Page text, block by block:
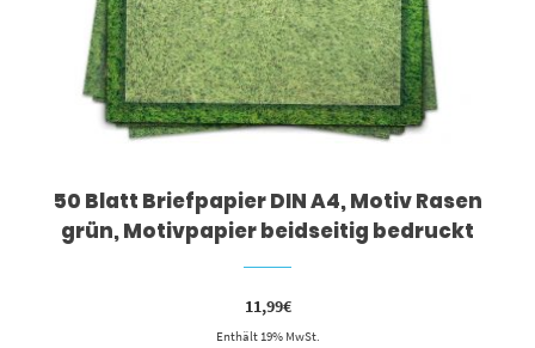
50 Blatt Briefpapier DIN A4, Motiv Rasen
grün, Motivpapier beidseitig bedruckt
11,99€
Enthält 19% MwSt.